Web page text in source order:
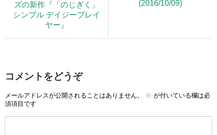
ズの新作『「のじぎく」
シンプル デイジープレイ
ヤー』
(2016/10/09)
コメントをどうぞ
メールアドレスが公開されることはありません。 ※ が付いている欄は必
須項目です